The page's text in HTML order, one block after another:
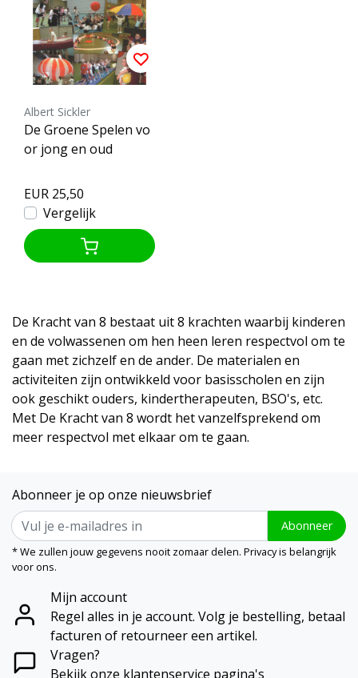
Albert Sickler
De Groene Spelen vo
or jong en oud
EUR 25,50
Vergelijk
De Kracht van 8 bestaat uit 8 krachten waarbij kinderen
en de volwassenen om hen heen leren respectvol om te
gaan met zichzelf en de ander. De materialen en
activiteiten zijn ontwikkeld voor basisscholen en zijn
ook geschikt ouders, kindertherapeuten, BSO's, etc.
Met De Kracht van 8 wordt het vanzelfsprekend om
meer respectvol met elkaar om te gaan.
Abonneer je op onze nieuwsbrief
Abonneer
* We zullen jouw gegevens nooit zomaar delen. Privacy is belangrijk
voor ons.
Mijn account
Regel alles in je account. Volg je bestelling, betaal
facturen of retourneer een artikel.
Vragen?
Bekijk onze klantenservice pagina's